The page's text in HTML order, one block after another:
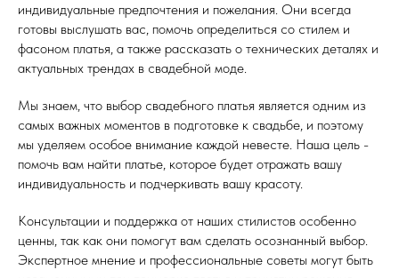
индивидуальные предпочтения и пожелания. Они всегда
готовы выслушать вас, помочь определиться со стилем и
фасоном платья, а также рассказать о технических деталях и
актуальных трендах в свадебной моде.
Мы знаем, что выбор свадебного платья является одним из
самых важных моментов в подготовке к свадьбе, и поэтому
мы уделяем особое внимание каждой невесте. Наша цель -
помочь вам найти платье, которое будет отражать вашу
индивидуальность и подчеркивать вашу красоту.
Консультации и поддержка от наших стилистов особенно
ценны, так как они помогут вам сделать осознанный выбор.
Экспертное мнение и профессиональные советы могут быть